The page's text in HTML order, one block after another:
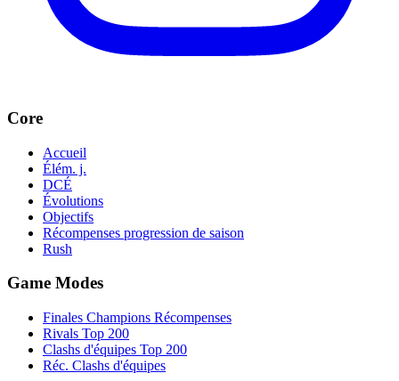
Core
Accueil
Élém. j.
DCÉ
Évolutions
Objectifs
Récompenses progression de saison
Rush
Game Modes
Finales Champions Récompenses
Rivals Top 200
Clashs d'équipes Top 200
Réc. Clashs d'équipes